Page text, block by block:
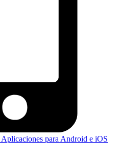
Aplicaciones para Android e iOS